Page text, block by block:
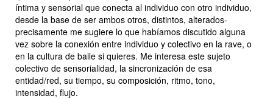
íntima y sensorial que conecta al individuo con otro individuo,
desde la base de ser ambos otros, distintos, alterados-
precisamente me sugiere lo que habíamos discutido alguna
vez sobre la conexión entre individuo y colectivo en la rave, o
en la cultura de baile si quieres. Me interesa este sujeto
colectivo de sensorialidad, la sincronización de esa
entidad/red, su tiempo, su composición, ritmo, tono,
intensidad, flujo.